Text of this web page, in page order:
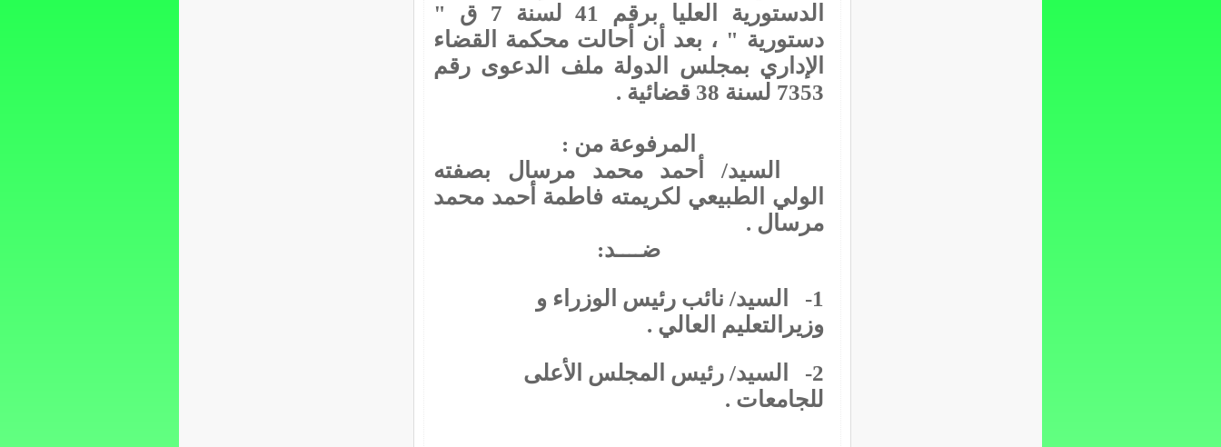
الدستورية العليا برقم 41 لسنة 7 ق "
دستورية " ، بعد أن أحالت محكمة القضاء
الإداري بمجلس الدولة ملف الدعوى رقم
7353 لسنة 38 قضائية .
المرفوعة من :
السيد/ أحمد محمد مرسال بصفته
الولي الطبيعي لكريمته فاطمة أحمد محمد
مرسال .
ضــــد:
1- السيد/ نائب رئيس الوزراء و
وزيرالتعليم العالي .
2- السيد/ رئيس المجلس الأعلى
للجامعات .